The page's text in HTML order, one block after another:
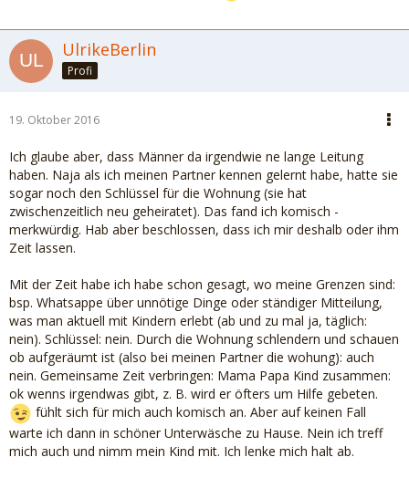
UlrikeBerlin
Profi
19. Oktober 2016
Ich glaube aber, dass Männer da irgendwie ne lange Leitung
haben. Naja als ich meinen Partner kennen gelernt habe, hatte sie
sogar noch den Schlüssel für die Wohnung (sie hat
zwischenzeitlich neu geheiratet). Das fand ich komisch -
merkwürdig. Hab aber beschlossen, dass ich mir deshalb oder ihm
Zeit lassen.
Mit der Zeit habe ich habe schon gesagt, wo meine Grenzen sind:
bsp. Whatsappe über unnötige Dinge oder ständiger Mitteilung,
was man aktuell mit Kindern erlebt (ab und zu mal ja, täglich:
nein). Schlüssel: nein. Durch die Wohnung schlendern und schauen
ob aufgeräumt ist (also bei meinen Partner die wohung): auch
nein. Gemeinsame Zeit verbringen: Mama Papa Kind zusammen:
ok wenns irgendwas gibt, z. B. wird er öfters um Hilfe gebeten.
fühlt sich für mich auch komisch an. Aber auf keinen Fall
warte ich dann in schöner Unterwäsche zu Hause. Nein ich treff
mich auch und nimm mein Kind mit. Ich lenke mich halt ab.